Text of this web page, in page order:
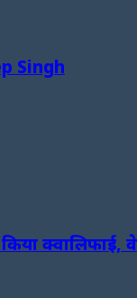
Singh
क्वालिफाई,